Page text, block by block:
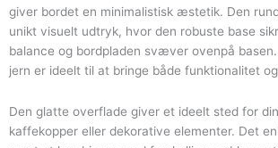
giver bordet en minimalistisk æstetik. Den
unikt visuelt udtryk, hvor den robuste base
balance og bordpladen svæver ovenpå
jern er ideelt til at bringe både funktionalitet
Den glatte overflade giver et ideelt sted for
kaffekopper eller dekorative elementer. Det